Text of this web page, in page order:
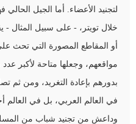
لتجنيد الأعضاء. أما الجيل الحالي
خلال تويتر، - على سبيل المثال -
أو المقاطع المصورة التي تحث
مواقعهم، وجعلها متاحة لأكبر
بدورهم بإعادة التغريد، ومن ثم
في العالم العربي، بل في العالم
وداعش من تجنيد شباب من